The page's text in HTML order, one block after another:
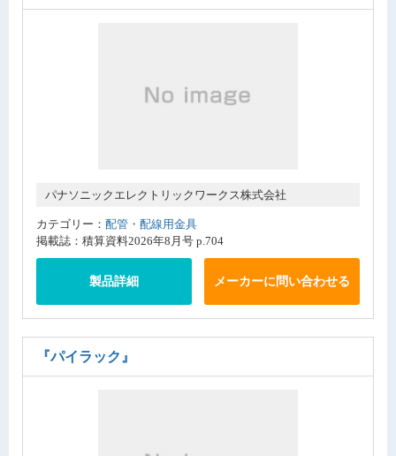
パナソニックエレクトリックワークス株式会社
カテゴリー： 配管・配線用金具
掲載誌：積算資料2026年8月号 p.704
製品詳細 メーカーに問い合わせる
『パイラック』